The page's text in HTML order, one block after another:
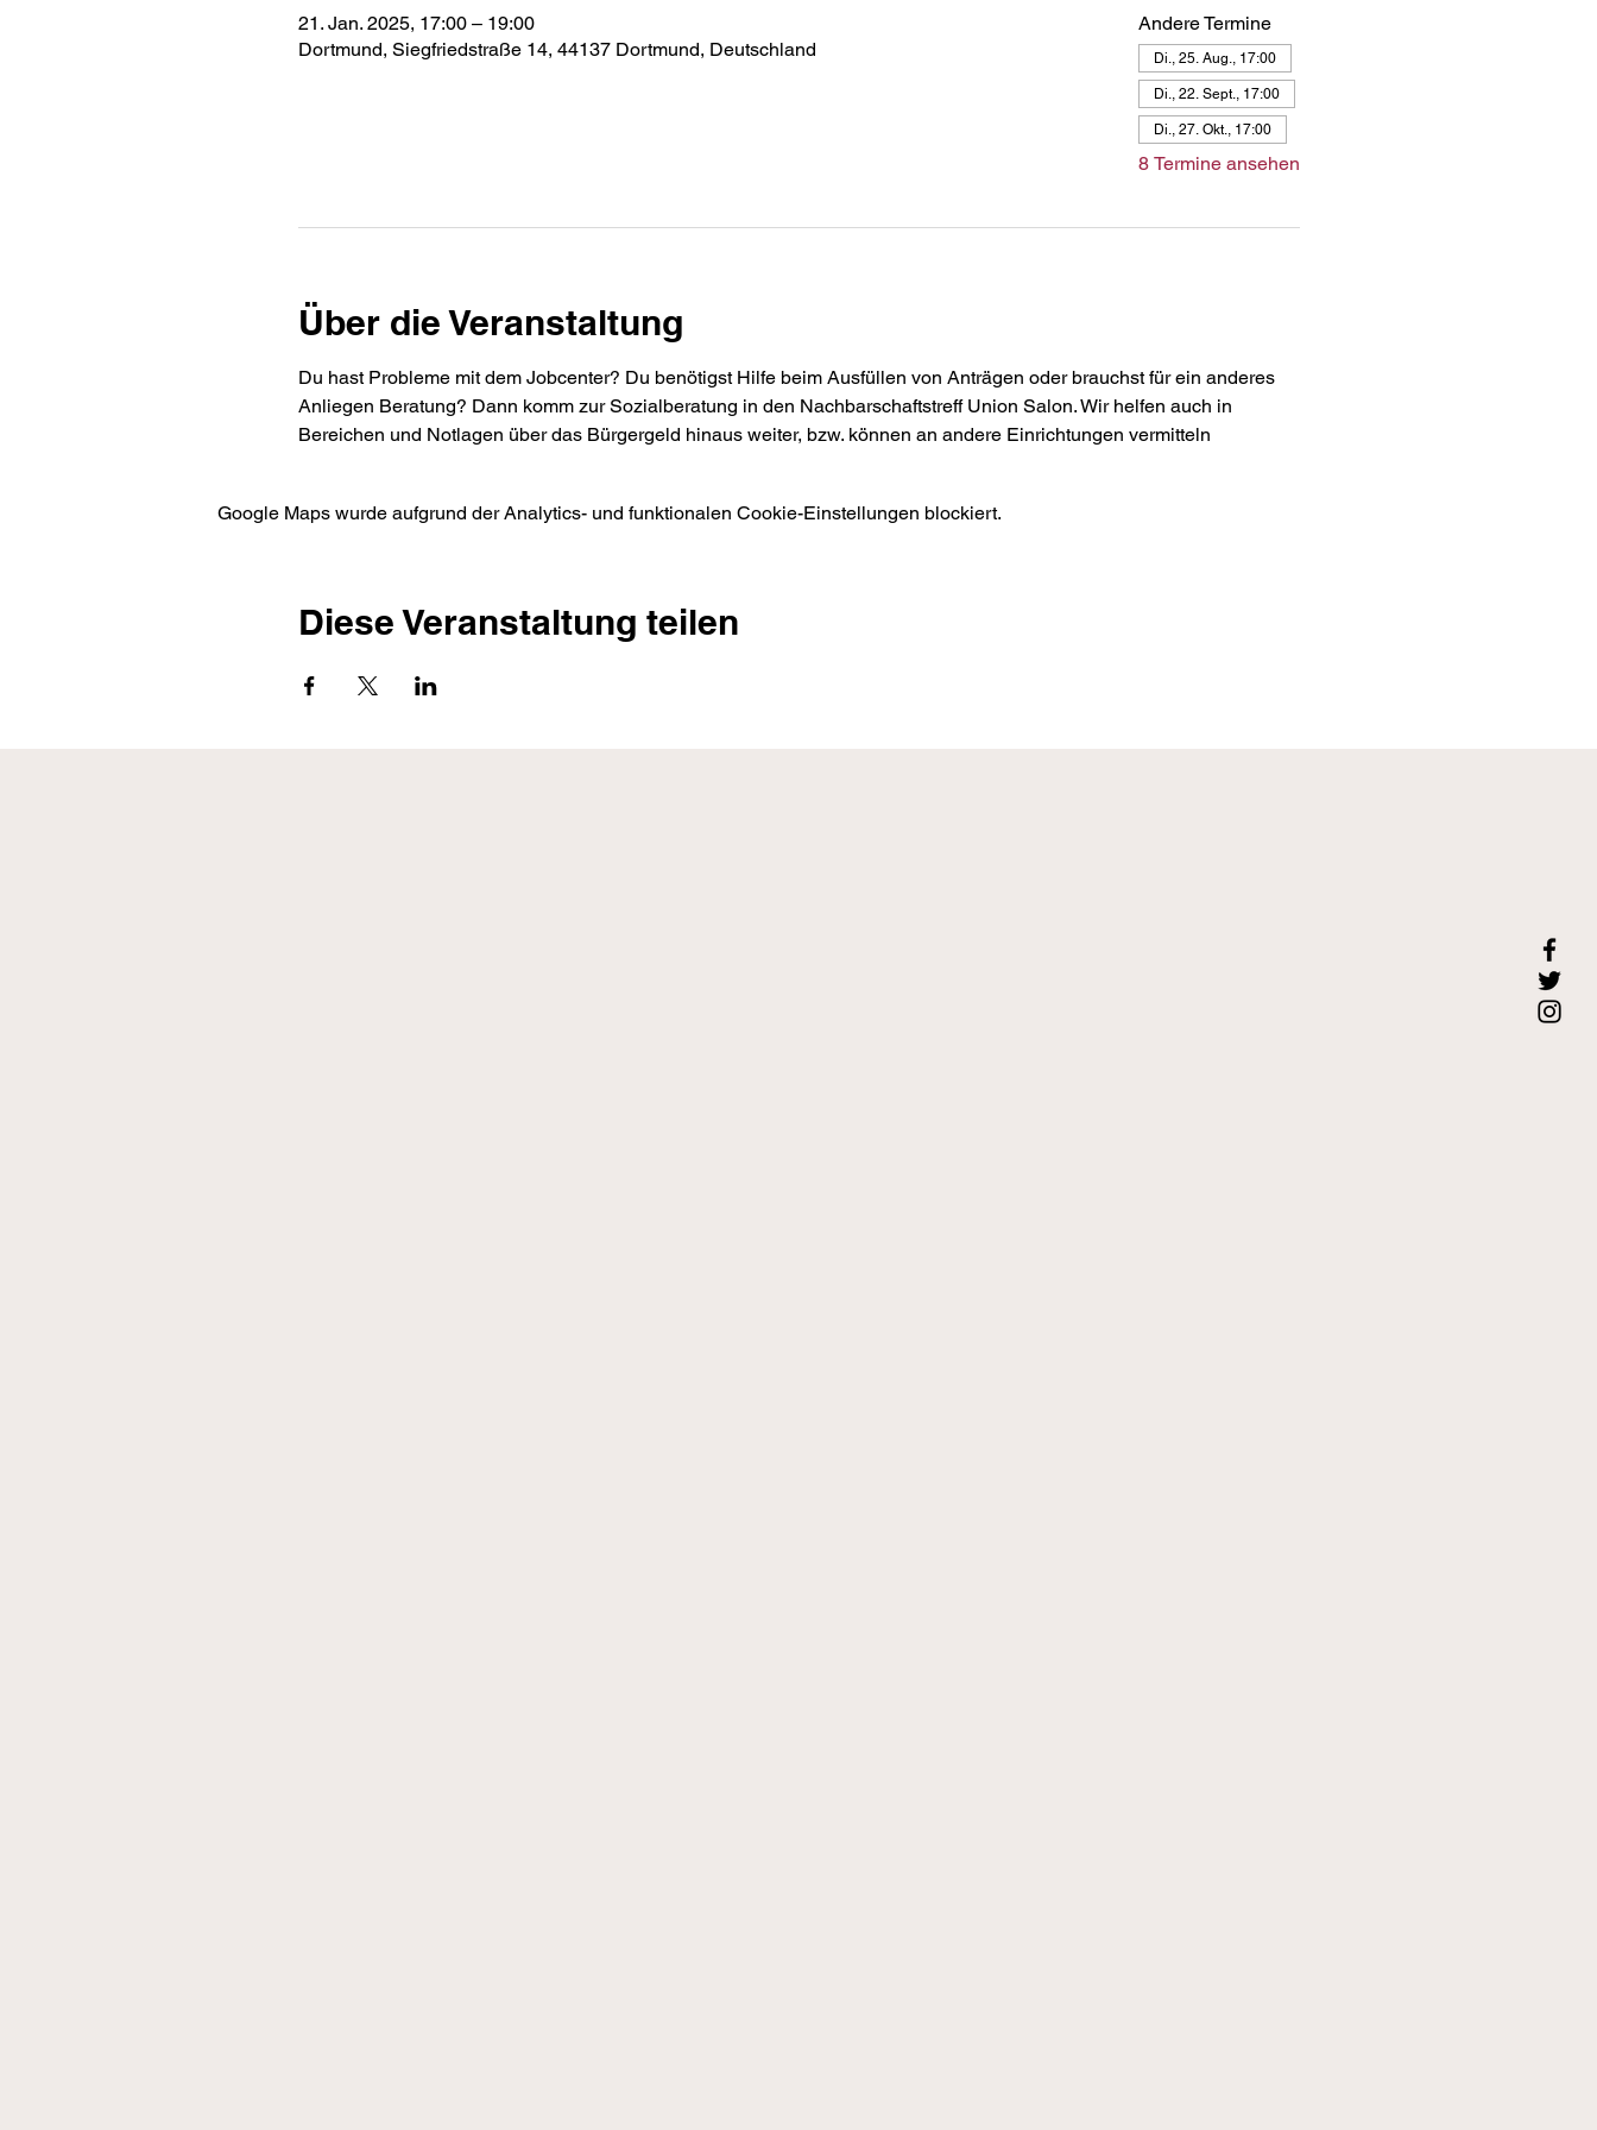
21. Jan. 2025, 17:00 – 19:00
Dortmund, Siegfriedstraße 14, 44137 Dortmund, Deutschland
Andere Termine
Di., 25. Aug., 17:00
Di., 22. Sept., 17:00
Di., 27. Okt., 17:00
8 Termine ansehen
Über die Veranstaltung
Du hast Probleme mit dem Jobcenter? Du benötigst Hilfe beim Ausfüllen von Anträgen oder brauchst für ein anderes
Anliegen Beratung? Dann komm zur Sozialberatung in den Nachbarschaftstreff Union Salon. Wir helfen auch in
Bereichen und Notlagen über das Bürgergeld hinaus weiter, bzw. können an andere Einrichtungen vermitteln
Google Maps wurde aufgrund der Analytics- und funktionalen Cookie-Einstellungen blockiert.
Diese Veranstaltung teilen